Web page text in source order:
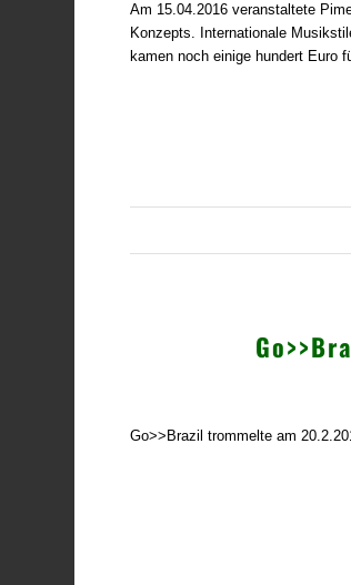
Am 15.04.2016 veranstaltete
Konzepts. Internationale
kamen noch einige hundert Euro
Go>>Brazil trommelte am